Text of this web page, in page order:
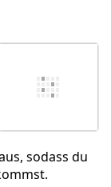
sodass du